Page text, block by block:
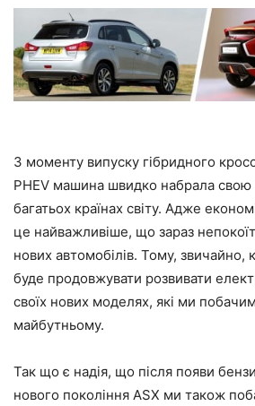
З моменту випуску гібридного
PHEV машина швидко набрала свою
багатьох країнах світу. Адже
це найважливіше, що зараз
нових автомобілів. Тому, звичайно,
буде продовжувати розвивати
своїх нових моделях, які ми
майбутньому.
Так що є надія, що після появи
нового покоління ASX ми також